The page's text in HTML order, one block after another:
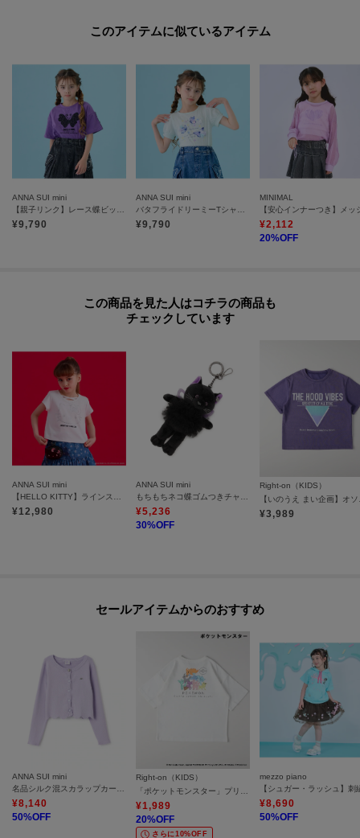
見た目にも涼やかで、暑さの残る時期から季節の変わり目まで取り入れやす
い一枚です。
Tシャツは、デイリーに使いやすいカットソー素材で、さらりと着やすいのが
うれしいポイント。
それぞれ単品でも使いやすく、気温やシーンに合わせて着回せます。
【ディテール】
シアートップスには、オリジナルのタイダイ風柄をデザインしました。
柄の中にはさりげなく蝶を忍ばせ、主張しすぎない遊び心をプラス。
アート感のある表情が、レイヤードスタイルをより印象的に見せてくれま
蝶の一部には発泡プリントをほどこし、ぷっくりとした立体感のある仕上が
・シアートップスとTシャツの2点セット・それぞれ単品でも着回し可能・重
ね着しやすいコンパクトなシアートップス・一枚でも今っぽく決まるオーバ
ーサイズTシャツ・季節の変わり目にも取り入れやすいセットアイテム
【コーディネート】
シアートップスとTシャツを重ねた、今っぽいレイヤードコーデがこのセット
のいちばんの魅力。
合わせるだけで旬のバランスが整い、デニムやカーゴパンツを合わせれば韓
シアートップスはお手持ちのインナーやワンピースに重ねて、Tシャツは一枚
気温差のある日や、通学からお出かけまで予定が続く日にも着こなしを調整
しやすく、毎日のコーディネートに自然と出番が増えるセットです。
重ねても、1枚ずつでも楽しめる、今の気分にぴったりなアイテム。
いつもの装いをぐっと新鮮に見せたい日に活躍します。
《ANNA SUI miniではサスティナブルの取り組みとして、「お下がり」を応援
しています。想い入れのある1着を長く着られるよう、2名分のお名前が書け
るネームタグ付きです。》
【透け感】透けない
このアイテムに似ているアイテム
ANNA SUI mini
¥9,790
ANNA SUI mini
¥9,790
MINIMAL
¥2,112
20%OFF
この商品を見た人はコチラの商品も
チェックしています
ANNA SUI mini
【HELLO KITTY】ラインストーンTシャツ【接触冷感・UVカット】
¥12,980
ANNA SUI mini
もちもちネコ蝶ゴムつきチャーム
¥5,236
30%OFF
Right-on（KIDS）
【い
¥3,989
セールアイテムからのおすすめ
ANNA SUI mini
¥8,140
50%OFF
Right-on（KIDS）
¥1,989
20%OFF
さらに10%OFF
mezzo piano
¥8,690
50%OFF